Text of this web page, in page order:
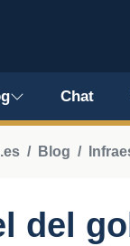
Chat
Blog
del